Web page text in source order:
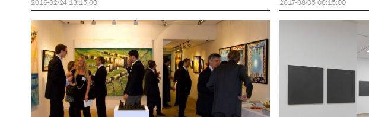
2016-02-24 13:15:00 2017-08-05 00:15:00